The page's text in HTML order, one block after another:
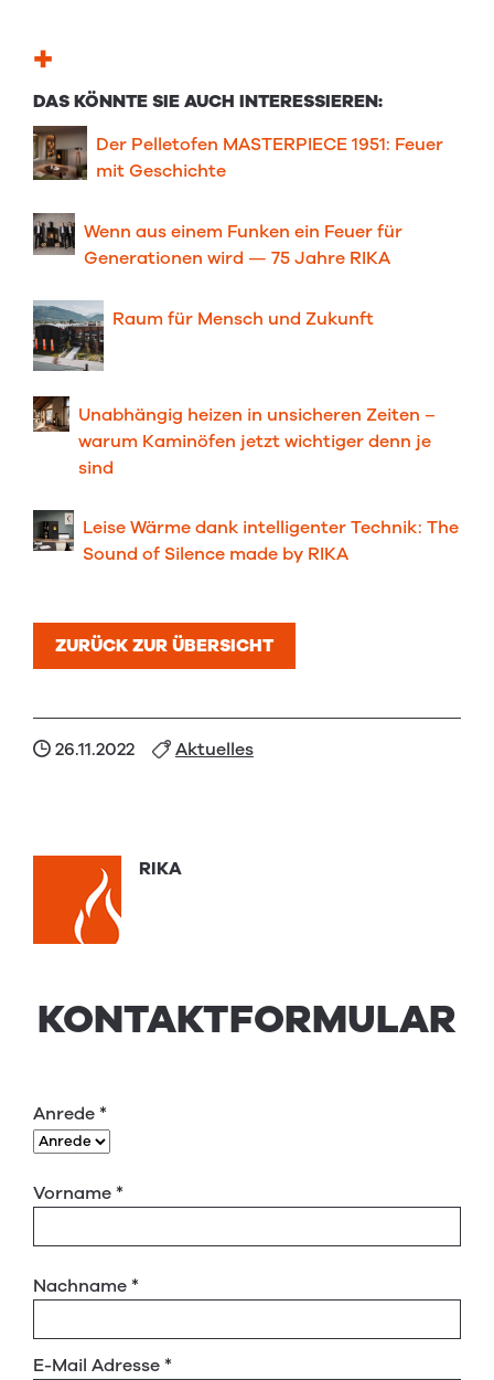
+
DAS KÖNNTE SIE AUCH INTERESSIEREN:
Der Pelletofen MASTERPIECE 1951: Feuer
mit Geschichte
Wenn aus einem Funken ein Feuer für
Generationen wird — 75 Jahre RIKA
Raum für Men⁠sch und Zu⁠kunft
Unabhängig heizen in unsicheren Zeiten –
warum Kaminöfen jetzt wichtiger denn je
sind
Leise Wärme dank intelligenter Technik: The
Sound of Silence made by RIKA
ZURÜCK ZUR ÜBERSICHT
26.11.2022 Aktuelles
RIKA
KONTAKTFORMULAR
Anrede*
Vorname*
Nachname*
E-Mail Adresse*